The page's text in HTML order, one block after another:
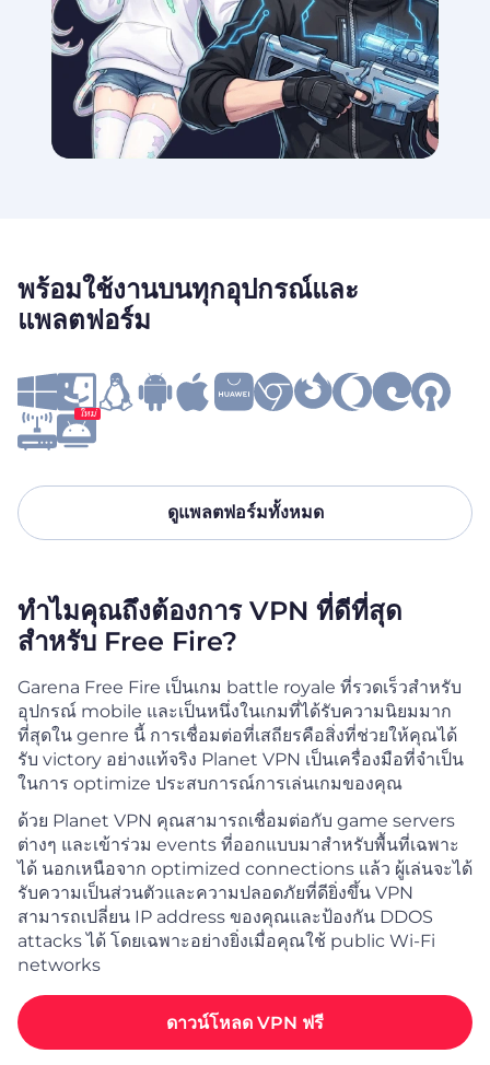
พร้อมใช้งานบนทุกอุปกรณ์และ
แพลตฟอร์ม
ใหม่
ดูแพลตฟอร์มทั้งหมด
ทำไมคุณถึงต้องการ VPN ที่ดีที่สุด
สำหรับ Free Fire?
Garena Free Fire เป็นเกม battle royale ที่รวดเร็วสำหรับ
อุปกรณ์ mobile และเป็นหนึ่งในเกมที่ได้รับความนิยมมาก
ที่สุดใน genre นี้ การเชื่อมต่อที่เสถียรคือสิ่งที่ช่วยให้คุณได้
รับ victory อย่างแท้จริง Planet VPN เป็นเครื่องมือที่จำเป็น
ในการ optimize ประสบการณ์การเล่นเกมของคุณ
ด้วย Planet VPN คุณสามารถเชื่อมต่อกับ game servers
ต่างๆ และเข้าร่วม events ที่ออกแบบมาสำหรับพื้นที่เฉพาะ
ได้ นอกเหนือจาก optimized connections แล้ว ผู้เล่นจะได้
รับความเป็นส่วนตัวและความปลอดภัยที่ดียิ่งขึ้น VPN
สามารถเปลี่ยน IP address ของคุณและป้องกัน DDOS
attacks ได้ โดยเฉพาะอย่างยิ่งเมื่อคุณใช้ public Wi-Fi
networks
ดาวน์โหลด VPN ฟรี